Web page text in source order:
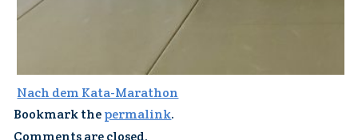
Nach dem Kata-Marathon
Bookmark thepermalink.
Comments are closed.